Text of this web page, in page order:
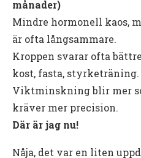
månader)
Mindre hormonell kaos,
är ofta långsammare.
Kroppen svarar ofta
kost, fasta, styrketräning.
Viktminskning blir mer
kräver mer precision.
Där är jag nu!
Nåja, det var en liten